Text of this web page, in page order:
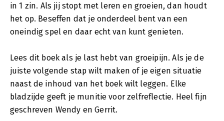
in 1 zin. Als jij stopt met leren en groeien, dan houdt
het op. Beseffen dat je onderdeel bent van een
oneindig spel en daar echt van kunt genieten.
Lees dit boek als je last hebt van groeipijn. Als je de
juiste volgende stap wilt maken of je eigen situatie
naast de inhoud van het boek wilt leggen. Elke
bladzijde geeft je munitie voor zelfreflectie. Heel fijn
geschreven Wendy en Gerrit.